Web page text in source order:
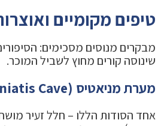
טיפים מקומיים
מבקרים מנוסים מסכימים:
שינוסה קורים מחוץ לשביל המוכר.
מערת מניאטיס (Maniatis Cave)
אחד הסודות הללו – חלל זעיר